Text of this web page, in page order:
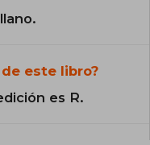
este libro?
es R.